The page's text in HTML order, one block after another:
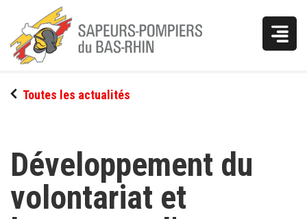
Vous
Toutes les actualités
Développement du
volontariat et